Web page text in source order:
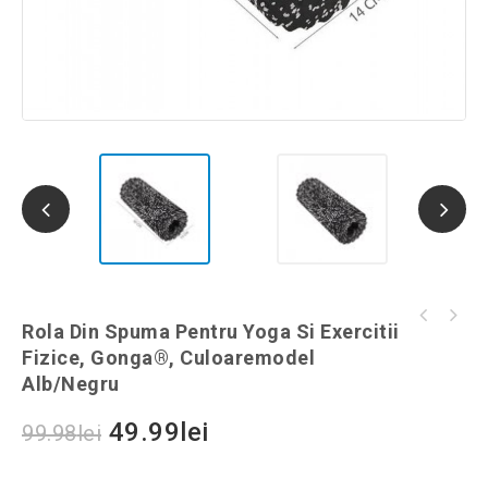
Rola Din Spuma Pentru Yoga Si Exercitii
Fizice, Gonga®, Culoaremodel
Alb/Negru
99.98lei 49.99 lei